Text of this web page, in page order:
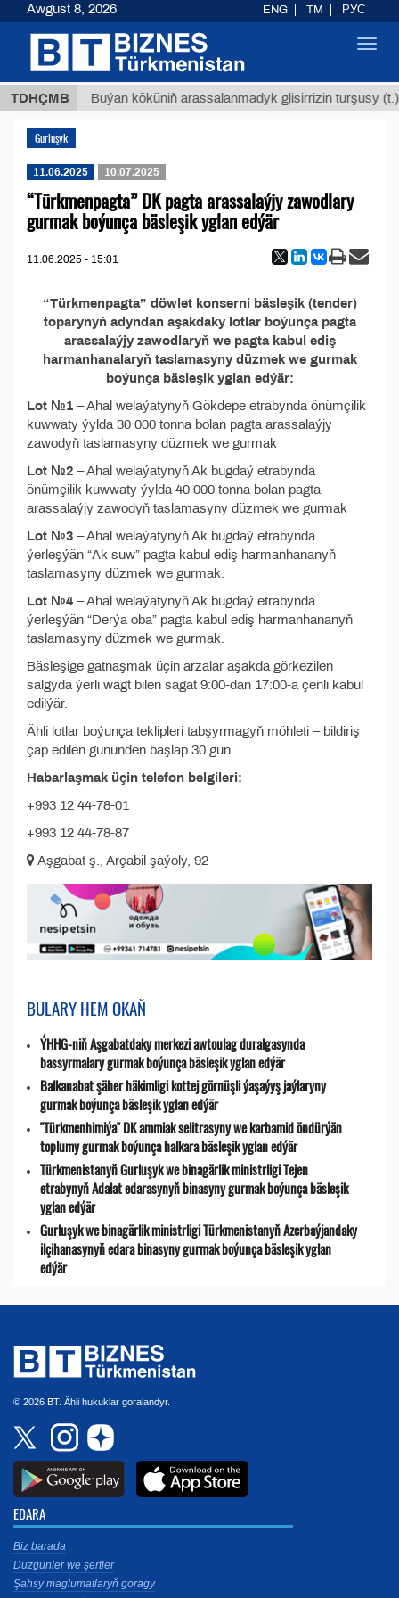
TDHÇMB
ТМТ Buýan köküniň arassalanmadyk glisirrizin turşusy (t.)
Gurluşyk
11.06.2025 10.07.2025
“Türkmenpagta” DK pagta arassalaýjy zawodlary
gurmak boýunça bäsleşik yglan edýär
11.06.2025 - 15:01
“Türkmenpagta” döwlet konserni bäsleşik (tender)
toparynyň adyndan aşakdaky lotlar boýunça pagta
arassalaýjy zawodlaryň we pagta kabul ediş
harmanhanalaryň taslamasyny düzmek we gurmak
boýunça bäsleşik yglan edýär:
Lot №1 – Ahal welaýatynyň Gökdepe etrabynda önümçilik
kuwwaty ýylda 30 000 tonna bolan pagta arassalaýjy
zawodyň taslamasyny düzmek we gurmak
Lot №2 – Ahal welaýatynyň Ak bugdaý etrabynda
önümçilik kuwwaty ýylda 40 000 tonna bolan pagta
arassalaýjy zawodyň taslamasyny düzmek we gurmak
Lot №3 – Ahal welaýatynyň Ak bugdaý etrabynda
ýerleşýän “Ak suw” pagta kabul ediş harmanhananyň
taslamasyny düzmek we gurmak.
Lot №4 – Ahal welaýatynyň Ak bugdaý etrabynda
ýerleşýän “Derýa oba” pagta kabul ediş harmanhananyň
taslamasyny düzmek we gurmak.
Bäsleşige gatnaşmak üçin arzalar aşakda görkezilen
salgyda ýerli wagt bilen sagat 9:00-dan 17:00-a çenli kabul
edilýär.
Ähli lotlar boýunça teklipleri tabşyrmagyň möhleti – bildiriş
çap edilen gününden başlap 30 gün.
Habarlaşmak üçin telefon belgileri:
+993 12 44-78-01
+993 12 44-78-87
Aşgabat ş., Arçabil şaýoly, 92
BULARY HEM OKAŇ
ÝHHG-niň Aşgabatdaky merkezi awtoulag duralgasynda
bassyrmalary gurmak boýunça bäsleşik yglan edýär
Balkanabat şäher häkimligi kottej görnüşli ýaşaýyş jaýlaryny
gurmak boýunça bäsleşik yglan edýär
"Türkmenhimiýa" DK ammiak selitrasyny we karbamid öndürýän
toplumy gurmak boýunça halkara bäsleşik yglan edýär
Türkmenistanyň Gurluşyk we binagärlik ministrligi Tejen
etrabynyň Adalat edarasynyň binasyny gurmak boýunça bäsleşik
yglan edýär
Gurluşyk we binagärlik ministrligi Türkmenistanyň Azerbaýjandaky
ilçihanasynyň edara binasyny gurmak boýunça bäsleşik yglan
edýär
© 2026 BT. Ähli hukuklar goralandyr.
EDARA
Biz barada
Düzgünler we şertler
Şahsy maglumatlaryň goragy
Awgust 8, 2026 ENG TM РУС